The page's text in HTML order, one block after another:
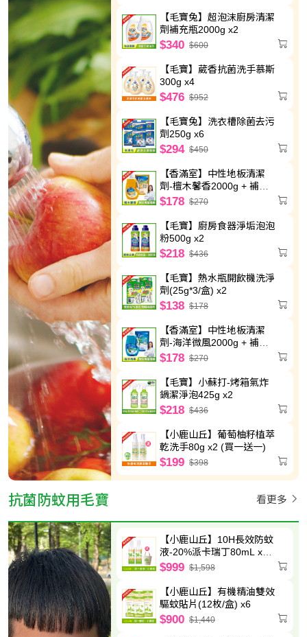
【毛寶兔】超泡沫廚房清潔
劑補充瓶2000g x2
$340 $600
【毛寶】葳香抗菌洗手慕斯
300g x4
$476 $952
【毛寶兔】洗衣槽除菌去污
劑250g x6
$294 $450
【香滿室】中性地板清潔
劑-檀木馨香2000g + 補充
包1800g
$178 $270
【毛寶】廚房食器淨垢泡泡
粉500g x2
$218 $436
【毛寶】熱水瓶開飲機洗淨
劑(25g*3/盒) x2
$138 $178
【香滿室】中性地板清潔
劑-海洋微風2000g + 補充
包1800g
$178 $270
【毛寶】小蘇打-烤箱氣炸
鍋潔淨泡425g x2
$218 $436
【小鹿山丘】葡萄柚籽植萃
乾洗手80g x2 (買一送一)
$199 $398
抗菌防蚊用毛寶 看更多
【小鹿山丘】10H長效防蚊
液-20%派卡瑞丁80mL x2
送圓筒帆布袋
$999 $1,598
【小鹿山丘】有機精油雙效
驅蚊貼片(12枚/盒) x6
$900 $1,440